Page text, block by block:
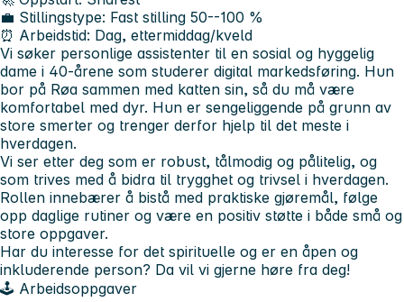
💼 Stillingstype: Fast stilling 50--100 %
⏰ Arbeidstid: Dag, ettermiddag/kveld
Vi søker personlige assistenter til en sosial og hyggelig
dame i 40-årene som studerer digital markedsføring. Hun
bor på Røa sammen med katten sin, så du må være
komfortabel med dyr. Hun er sengeliggende på grunn av
store smerter og trenger derfor hjelp til det meste i
hverdagen.
Vi ser etter deg som er robust, tålmodig og pålitelig, og
som trives med å bidra til trygghet og trivsel i hverdagen.
Rollen innebærer å bistå med praktiske gjøremål, følge
opp daglige rutiner og være en positiv støtte i både små og
store oppgaver.
Har du interesse for det spirituelle og er en åpen og
inkluderende person? Da vil vi gjerne høre fra deg!
🕹️ Arbeidsoppgaver